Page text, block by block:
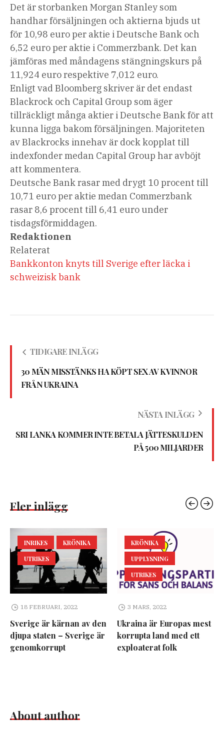
Det är storbanken Morgan Stanley som
handhar försäljningen och aktierna bjuds ut
för 10,98 euro per aktie i Deutsche Bank och
6,52 euro per aktie i Commerzbank. Det kan
jämföras med måndagens stängningskurs på
11,924 euro respektive 7,012 euro.
Enligt vad Bloomberg skriver är det endast
Blackrock och Capital Group som äger
tillräckligt många aktier i Deutsche Bank för att
kunna ligga bakom försäljningen. Majoriteten
av Blackrocks innehav är dock kopplat till
indexfonder medan Capital Group har avböjt
att kommentera.
Deutsche Bank rasar med drygt 10 procent till
10,71 euro per aktie medan Commerzbank
rasar 8,6 procent till 6,41 euro under
tisdagsförmiddagen.
Redaktionen
Relaterat
Bankkonton knyts till Sverige efter läcka i
schweizisk bank
TIDIGARE INLÄGG
30 MÄN MISSTÄNKS HA KÖPT SEX AV KVINNOR
FRÅN UKRAINA
NÄSTA INLÄGG
SRI LANKA KOMMER INTE BETALA JÄTTESKULDEN
PÅ 500 MILJARDER
Fler inlägg
INRIKES
KRÖNIKA
UTRIKES
18 FEBRUARI, 2022
Sverige är kärnan av den
djupa staten – Sverige är
genomkorrupt
KRÖNIKA
UPPLYSNING
UTRIKES
3 MARS, 2022
Ukraina är Europas mest
korrupta land med ett
exploaterat folk
About author